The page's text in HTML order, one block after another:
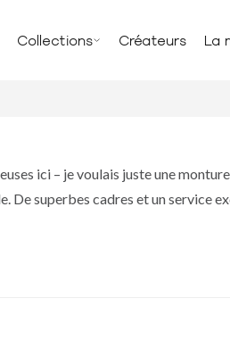
Collections Créateurs La
ici – je voulais juste une
De superbes cadres et un service